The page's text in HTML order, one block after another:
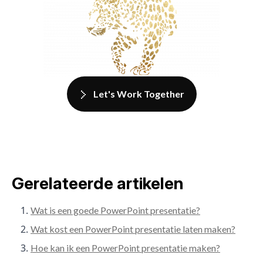
Let's Work Together
Gerelateerde artikelen
Wat is een goede PowerPoint presentatie?
Wat kost een PowerPoint presentatie laten maken?
Hoe kan ik een PowerPoint presentatie maken?